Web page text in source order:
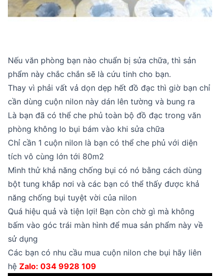
Nếu văn phòng bạn nào chuẩn bị sửa chữa, thì sản
phẩm này chắc chắn sẽ là cứu tinh cho bạn.
Thay vì phải vất vả dọn dẹp hết đồ đạc thì giờ bạn chỉ
cần dùng cuộn nilon này dán lên tường và bung ra
Là bạn đã có thể che phủ toàn bộ đồ đạc trong văn
phòng không lo bụi bám vào khi sửa chữa
Chỉ cần 1 cuộn nilon là bạn có thể che phủ với diện
tích vô cùng lớn tới 80m2
Mình thử khả năng chống bụi có nó bằng cách dùng
bột tung khắp nơi và các bạn có thể thấy được khả
năng chống bụi tuyệt vời của nilon
Quá hiệu quả và tiện lợi! Bạn còn chờ gì mà không
bấm vào góc trái màn hình để mua sản phẩm này về
sử dụng
Các bạn có nhu cầu mua cuộn nilon che bụi hãy liên
hệ Zalo: 034 9928 109